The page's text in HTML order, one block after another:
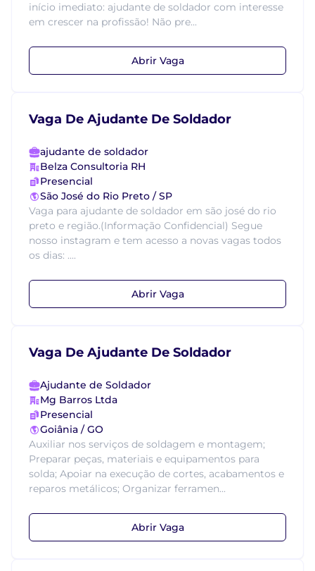
início imediato: ajudante de soldador com interesse
em crescer na profissão! Não pre...
Abrir Vaga
Vaga De Ajudante De Soldador
ajudante de soldador
Belza Consultoria RH
Presencial
São José do Rio Preto / SP
Vaga para ajudante de soldador em são josé do rio
preto e região.(Informação Confidencial) Segue
nosso instagram e tem acesso a novas vagas todos
os dias: ....
Abrir Vaga
Vaga De Ajudante De Soldador
Ajudante de Soldador
Mg Barros Ltda
Presencial
Goiânia / GO
Auxiliar nos serviços de soldagem e montagem;
Preparar peças, materiais e equipamentos para
solda; Apoiar na execução de cortes, acabamentos e
reparos metálicos; Organizar ferramen...
Abrir Vaga